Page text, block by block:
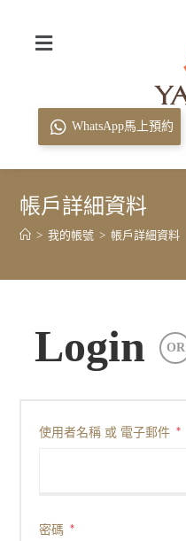
WhatsApp馬上預約
帳戶詳細資料
> 我的帳號 > 帳戶詳細資料
Login OR
使用者名稱 或 電子郵件 *
密碼 *